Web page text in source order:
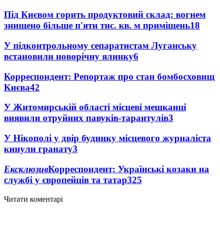
Під Києвом горить продуктовий склад: вогнем
знищено більше п'яти тис. кв. м приміщень18
У підконтрольному сепаратистам Луганську
встановили новорічну ялинку6
Корреспондент: Репортаж про стан бомбосховищ
Києва42
У Житомирській області місцеві мешканці
виявили отруйних павуків-тарантулів3
У Нікополі у двір будинку місцевого журналіста
кинули гранату3
ЕксклюзивКорреспондент: Українські козаки на
службі у європейців та татар325
Читати коментарі